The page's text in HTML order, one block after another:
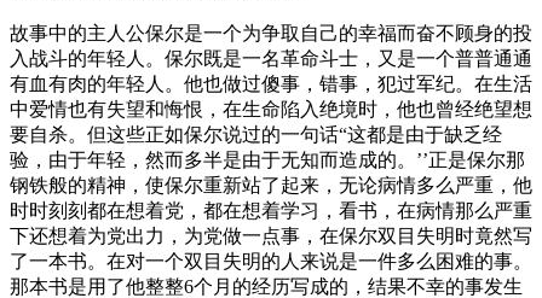
故事中的主人公保尔是一个为争取自己的幸福而奋不顾身的投
入战斗的年轻人。保尔既是一名革命斗士，又是一个普普通通
有血有肉的年轻人。他也做过傻事，错事，犯过军纪。在生活
中爱情也有失望和悔恨，在生命陷入绝境时，他也曾经绝望想
要自杀。但这些正如保尔说过的一句话“这都是由于缺乏经
验，由于年轻，然而多半是由于无知而造成的。’’正是保尔那
钢铁般的精神，使保尔重新站了起来，无论病情多么严重，他
时时刻刻都在想着党，都在想着学习，看书，在病情那么严重
下还想着为党出力，为党做一点事，在保尔双目失明时竟然写
了一本书。在对一个双目失明的人来说是一件多么困难的事。
那本书是用了他整整6个月的经历写成的，结果不幸的事发生